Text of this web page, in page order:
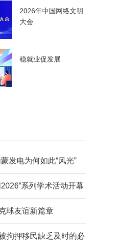
2026年中国网络文明
大会
稳就业促发展
发电为何如此“风光”
系列学术活动开幕
球友谊新篇章
拘押移民缺乏及时的必